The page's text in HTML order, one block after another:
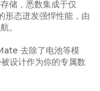
储，悉数集成于仅
态迸发强悍性能，由
。
去除了电池等模
设计作为你的专属数